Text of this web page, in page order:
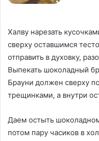
Халву нарезать
сверху оставшимся
отправить в духовку,
Выпекать шоколадный
Брауни должен сверху
трещинками, а внутри
Даем остыть
потом пару часиков в